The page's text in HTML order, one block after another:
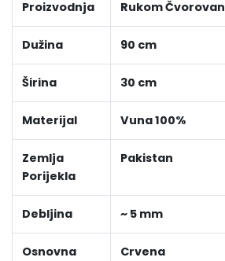
Proizvodnja Rukom Čvorovan
Dužina 90 cm
Širina 30 cm
Materijal Vuna 100%
Zemlja
Porijekla
Pakistan
Debljina ~ 5 mm
Osnovna
Crvena